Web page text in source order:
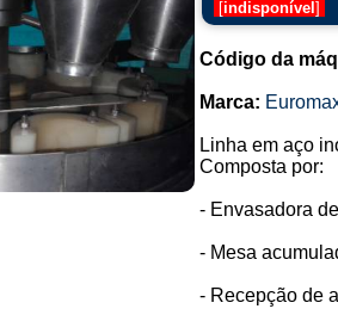
[indisponível ]
Código da
Marca:
Linha em aço
Composta por:
- Envasadora
- Mesa
- Recepção de